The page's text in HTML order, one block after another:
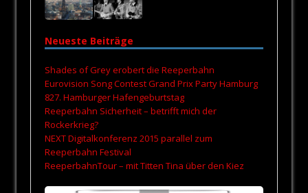
Neueste Beiträge
Shades of Grey erobert die Reeperbahn
Eurovision Song Contest Grand Prix Party Hamburg
827. Hamburger Hafengeburtstag
Reeperbahn Sicherheit – betrifft mich der
Rockerkrieg?
NEXT Digitalkonferenz 2015 parallel zum
Reeperbahn Festival
ReeperbahnTour – mit Titten Tina über den Kiez